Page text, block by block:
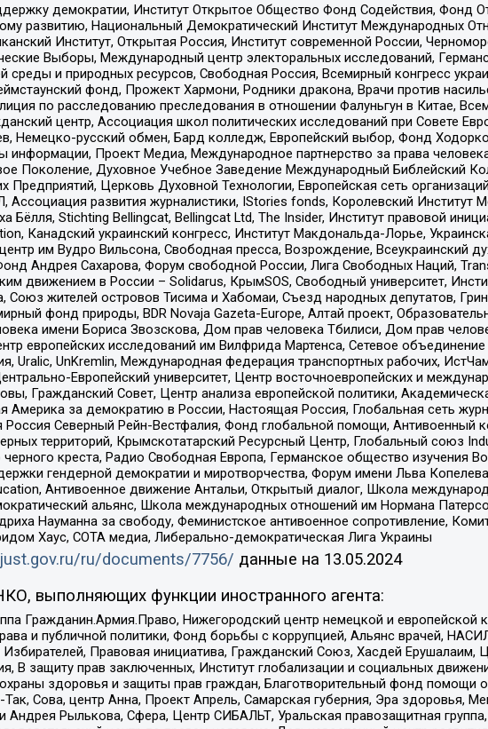
демократии, Институт Открытое Общество Фонд Содействия, Фонд
развитию, Национальный Демократический Институт Международных
Институт, Открытая Россия, Институт современной России,
Выборы, Международный центр электоральных исследований,
и природных ресурсов, Свободная Россия, Всемирный конгресс
фонд, Прожект Хармони, Родники дракона, Врачи против
по расследованию преследования в отношении Фалуньгун в Китае,
центр, Ассоциация школ политических исследований при Совете
Немецко-русский обмен, Бард колледж, Европейский выбор, Фонд
Проект Медиа, Международное партнерство за права
Поколение, Духовное Учебное Заведение Международный Библейский
Предприятий, Церковь Духовной Технологии, Европейская сеть
развития журналистики, IStories fonds, Королевский
Бёлля, Stichting Bellingcat, Bellingcat Ltd, The Insider, Институт правовой
Канадский украинский конгресс, Институт Макдональда-Лорье,
им Вудро Вильсона, Свободная пресса, Возрождение, Всеукраинский
Андрея Сахарова, Форум свободной России, Лига Свободных Наций,
движением в России – Solidarus, КрымSOS, Свободный университет,
Союз жителей островов Тисима и Хабомаи, Съезд народных депутатов,
фонд природы, BDR Novaja Gazeta-Europe, Алтай проект,
имени Бориса Звозскова, Дом прав человека Тбилиси, Дом прав
европейских исследований им Вилфрида Мартенса, Сетевое
Uralic, UnKremlin, Международная федерация транспортных рабочих,
Европейский университет, Центр восточноевропейских и
Гражданский Совет, Центр анализа европейской политики,
Америка за демократию в России, Настоящая Россия, Глобальная сеть
Северный Рейн-Вестфалия, Фонд глобальной помощи, Антивоенный
территорий, Крымскотатарский Ресурсный Центр, Глобальный союз
креста, Радио Свободная Европа, Германское общество изучения
гендерной демократии и миротворчества, Форум имени Льва
Антивоенное движение Антальи, Открытый диалог, Школа
альянс, Школа международных отношений им Нормана
Науманна за свободу, Феминистское антивоенное сопротивление,
Хаус, СОТА медиа, Либерально-демократическая Лига Украины
ru/documents/7756/ данные на 13.05.2024
выполняющих функции иностранного агента:
Гражданин.Армия.Право, Нижегородский центр немецкой и
и публичной политики, Фонд борьбы с коррупцией, Альянс врачей,
Правовая инициатива, Гражданский Союз, Хасдей
В защиту прав заключенных, Институт глобализации и социальных
здоровья и защиты прав граждан, Благотворительный фонд помощи
Так, Сова, центр Анна, Проект Апрель, Самарская губерния, Эра здоровья,
Андрея Рылькова, Сфера, Центр СИБАЛЬТ, Уральская правозащитная